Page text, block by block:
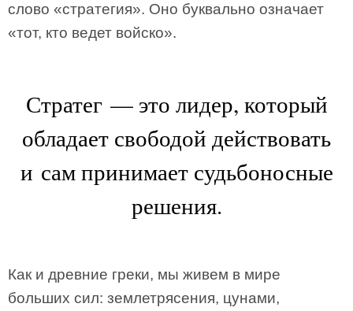
слово «стратегия». Оно буквально означает
«тот, кто ведет войско».
Стратег — это лидер, который
обладает свободой действовать
и сам принимает судьбоносные
решения.
Как и древние греки, мы живем в мире
больших сил: землетрясения, цунами,